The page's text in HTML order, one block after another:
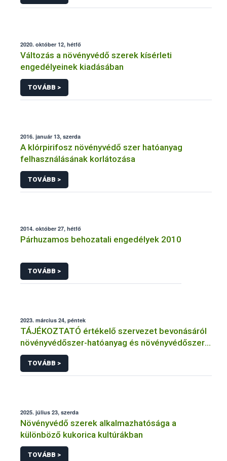
2020. október 12, hétfő
Változás a növényvédő szerek kísérleti
engedélyeinek kiadásában
TOVÁBB >
2016. január 13, szerda
A klórpirifosz növényvédő szer hatóanyag
felhasználásának korlátozása
TOVÁBB >
2014. október 27, hétfő
Párhuzamos behozatali engedélyek 2010
TOVÁBB >
2023. március 24, péntek
TÁJÉKOZTATÓ értékelő szervezet bevonásáról
növényvédőszer-hatóanyag és növényvédőszer
engedélyezésére, továbbá a meglévő engedély
meghosszabbítására vagy módosítására irányuló
eljárásba
TOVÁBB >
2025. július 23, szerda
Növényvédő szerek alkalmazhatósága a
különböző kukorica kultúrákban
TOVÁBB >